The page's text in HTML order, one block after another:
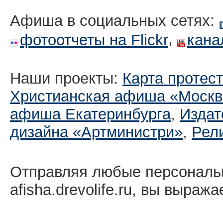
Афиша в социальных сетях:
фотоотчеты на Flickr,
Наши проекты: Карта
Христианская афиша
афиша Екатеринбургa,
дизайна «Артминистри»,
Отправляя любые
afisha.drevolife.ru, вы